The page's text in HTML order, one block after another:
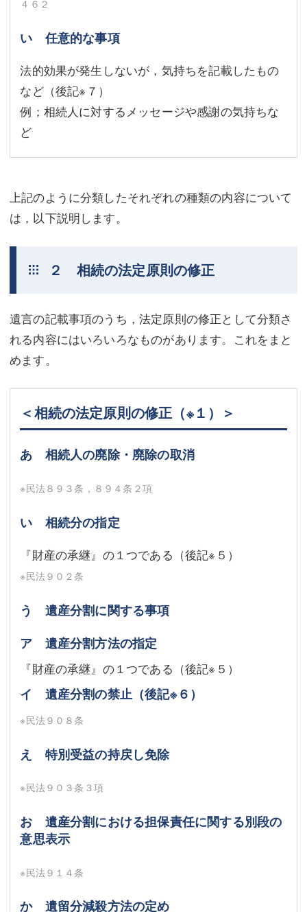
４６２
い 任意的な事項
法的効果が発生しないが，気持ちを記載したもの
など（後記※７ ）
例；相続人に対するメッセージや感謝の気持ちな
ど
上記のように分類したそれぞれの種類の内容について
は，以下説明します。
２ 相続の法定原則の修正
遺言の記載事項のうち，法定原則の修正として分類さ
れる内容にはいろいろなものがあります。これをまと
めます。
＜相続の法定原則の修正 （※１） ＞
あ 相続人の廃除・廃除の取消
※民法８９３条，８９４条２項
い 相続分の指定
『財産の承継』の１つである（後記※５ ）
※民法９０２条
う 遺産分割に関する事項
ア 遺産分割方法の指定
『財産の承継』の１つである（後記※５ ）
イ 遺産分割の禁止（後記※６）
※民法９０８条
え 特別受益の持戻し免除
※民法９０３条３項
お 遺産分割における担保責任に関する別段の
意思表示
※民法９１４条
か 遺留分減殺方法の定め